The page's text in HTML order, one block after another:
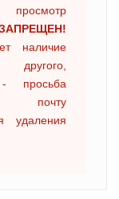
просмотр
наличие
- просьба
удаления